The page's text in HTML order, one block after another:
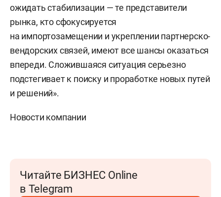
ожидать стабилизации — те представители
рынка, кто сфокусируется
на импортозамещении и укреплении партнерско-
вендорских связей, имеют все шансы оказаться
впереди. Сложившаяся ситуация серьезно
подстегивает к поиску и проработке новых путей
и решений».
Новости компании
Читайте БИЗНЕС Online
в Telegram